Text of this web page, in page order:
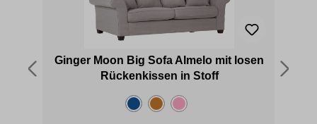
Ginger Moon Big Sofa Almelo mit losen
Rückenkissen in Stoff